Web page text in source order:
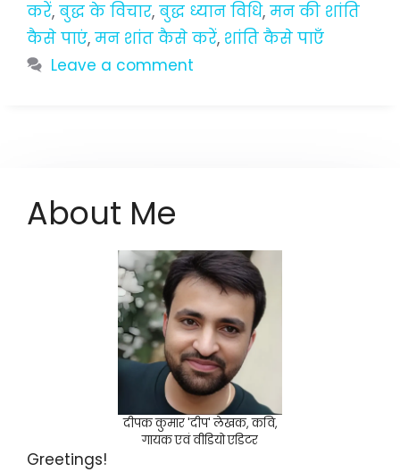
करें, बुद्ध के विचार, बुद्ध ध्यान विधि, मन की शांति
कैसे पाएं, मन शांत कैसे करें, शांति कैसे पाएँ
Leave a comment
About Me
दीपक कुमार 'दीप' लेखक, कवि,
गायक एवं वीडियो एडिटर
Greetings!